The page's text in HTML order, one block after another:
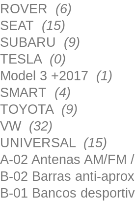
ROVER (6)
SEAT (15)
SUBARU (9)
TESLA (0)
Model 3 +2017 (1)
SMART (4)
TOYOTA (9)
VW (32)
UNIVERSAL (15)
A-02 Antenas AM/FM
B-02 Barras anti-
B-01 Bancos